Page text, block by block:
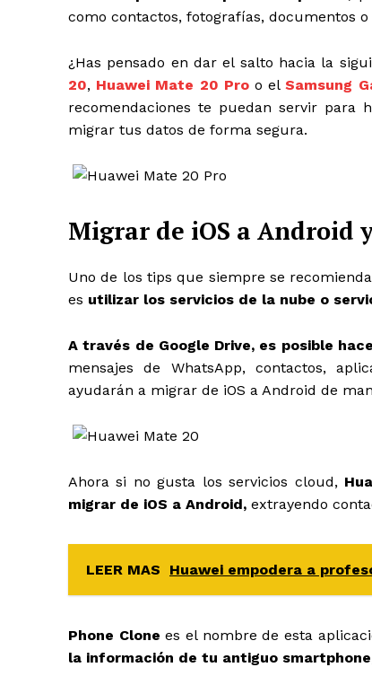
como contactos, fotografías, documentos
¿Has pensado en dar el salto hacia la
20, Huawei Mate 20 Proo elSamsung
recomendaciones te puedan servir para
migrar tus datos de forma segura.
Migrar de iOS a
Uno de los tips que siempre se
es utilizar los servicios de la nube o
A través de Google Drive, es posible
mensajes de WhatsApp, contactos,
ayudarán a migrar de iOS a Android de
Ahora si no gusta los servicios cloud,
migrar de iOS a Android, extrayendo
LEER MAS Huawei empodera a
Phone Clone es el nombre de esta
la información de tu antiguo smartphone